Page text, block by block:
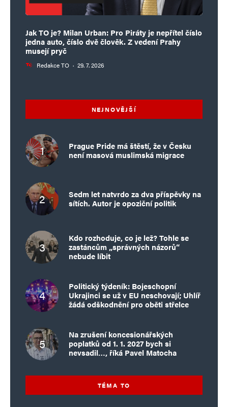
Jak TO je? Milan Urban: Pro Piráty je nepřítel číslo
jedna auto, číslo dvě člověk. Z vedení Prahy
musejí pryč
Redakce TO · 29. 7. 2026
NEJNOVĚJŠÍ
Prague Pride má štěstí, že v Česku
není masová muslimská migrace
Sedm let natvrdo za dva příspěvky na
sítích. Autor je opoziční politik
Kdo rozhoduje, co je lež? Tohle se
zastáncům „správných názorů“
nebude líbit
Politický týdeník: Bojeschopní
Ukrajinci se už v EU neschovají; Uhlíř
žádá odškodnění pro oběti střelce
Na zrušení koncesionářských
poplatků od 1. 1. 2027 bych si
nevsadil…, říká Pavel Matocha
TÉMA TO